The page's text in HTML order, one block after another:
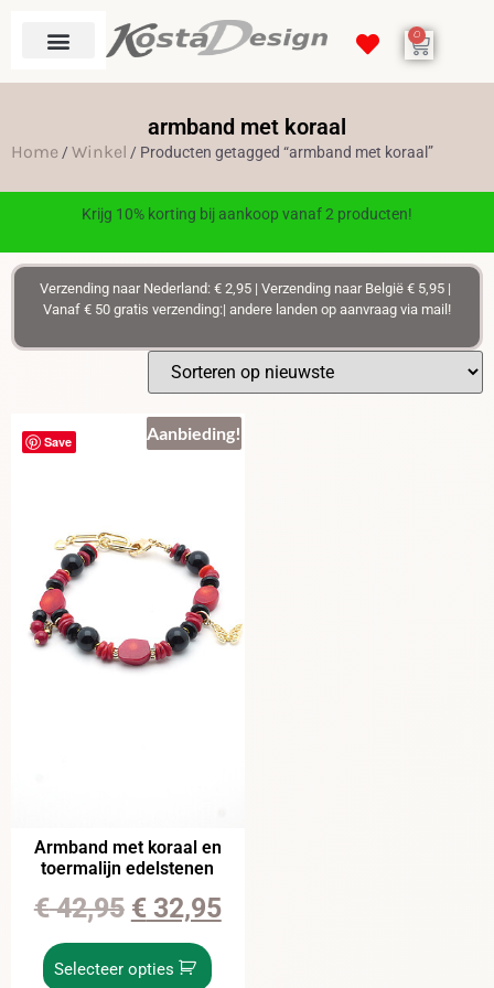
0
armband met koraal
Home /Winkel / Producten getagged “armband met koraal”
Krijg 10% korting bij aankoop vanaf 2 producten!
Verzending naar Nederland: € 2,95 | Verzending naar België € 5,95 |
Vanaf € 50 gratis verzending:| andere landen op aanvraag via mail!
Save Aanbieding!
Armband met koraal en
toermalijn edelstenen
€42,95 €32,95
Selecteer opties